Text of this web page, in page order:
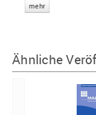
mehr
Ähnliche